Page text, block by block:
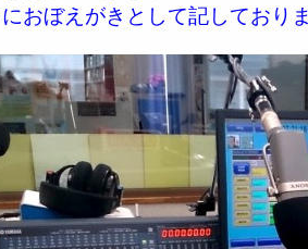
おぼえがきとして記しており